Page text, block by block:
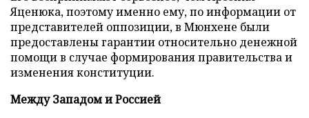
Яценюка, поэтому именно ему, по информации от
представителей оппозиции, в Мюнхене были
предоставлены гарантии относительно денежной
помощи в случае формирования правительства и
изменения конституции.
Между Западом и Россией